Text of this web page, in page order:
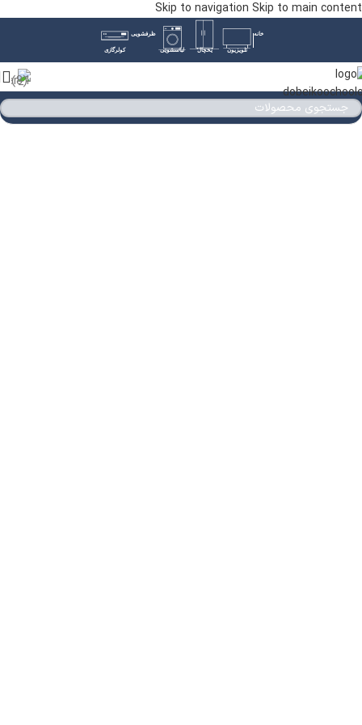
Skip to navigation Skip to main content
خانه
تلویزیون یخچال لباسشویی
ظرفشویی
کولرگازی